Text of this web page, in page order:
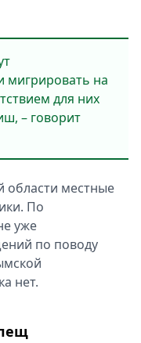
мигрировать на
для них
– говорит
области местные
По
уже
по поводу
нет.